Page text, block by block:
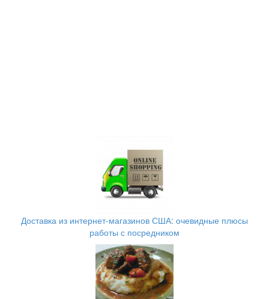
Доставка из интернет-магазинов США: очевидные плюсы
работы с посредником